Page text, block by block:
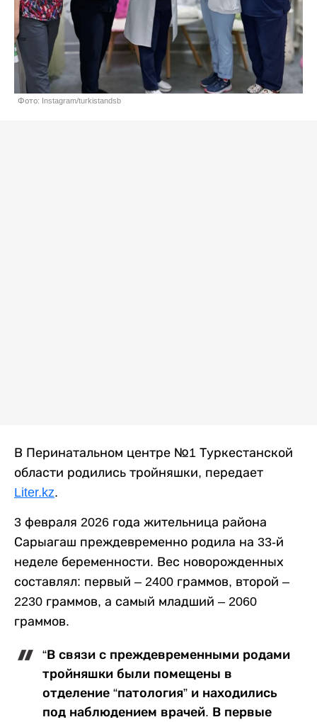
Фото: Instagram/turkistandsb
В Перинатальном центре №1 Туркестанской
области родились тройняшки, передает
Liter.kz.
3 февраля 2026 года жительница района
Сарыагаш преждевременно родила на 33-й
неделе беременности. Вес новорожденных
составлял: первый – 2400 граммов, второй –
2230 граммов, а самый младший – 2060
граммов.
“В связи с преждевременными родами
тройняшки были помещены в
отделение “патология” и находились
под наблюдением врачей. В первые